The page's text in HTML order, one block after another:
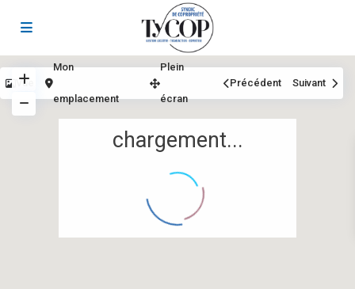
chargement...
Vue
Mon
emplacement
Plein
écran
Précédent Suivant